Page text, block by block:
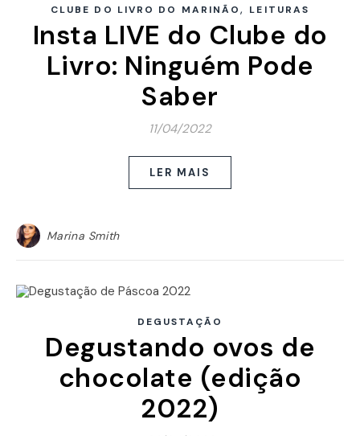
CLUBE DO LIVRO DO MARINÃO, LEITURAS
Insta LIVE do Clube do
Livro: Ninguém Pode
Saber
11/04/2022
LER MAIS
Marina Smith
DEGUSTAÇÃO
Degustando ovos de
chocolate (edição
2022)